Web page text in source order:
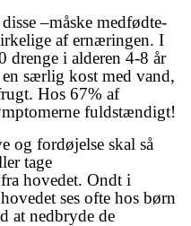
–måske medfødte-
af ernæringen. I
drenge i alderen 4-8 år
særlig kost med vand,
Hos 67% af
fuldstændigt!
og fordøjelse skal så
tage
hovedet. Ondt i
ses ofte hos børn
at nedbryde de